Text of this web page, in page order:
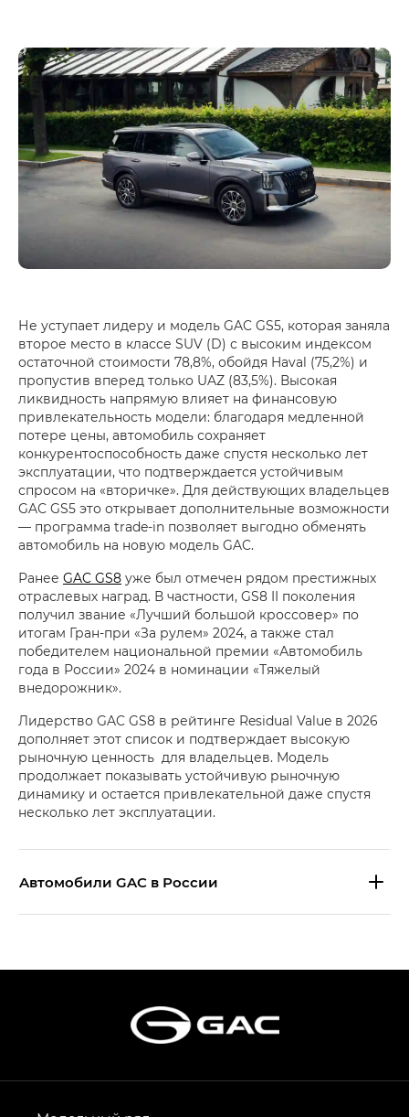
Не уступает лидеру и модель GAC GS5, которая заняла
второе место в классе SUV (D) с высоким индексом
остаточной стоимости 78,8%, обойдя Haval (75,2%) и
пропустив вперед только UAZ (83,5%). Высокая
ликвидность напрямую влияет на финансовую
привлекательность модели: благодаря медленной
потере цены, автомобиль сохраняет
конкурентоспособность даже спустя несколько лет
эксплуатации, что подтверждается устойчивым
спросом на «вторичке». Для действующих владельцев
GAC GS5 это открывает дополнительные возможности
— программа trade-in позволяет выгодно обменять
автомобиль на новую модель GAC.
Ранее GAC GS8 уже был отмечен рядом престижных
отраслевых наград. В частности, GS8 II поколения
получил звание «Лучший большой кроссовер» по
итогам Гран-при «За рулем» 2024, а также стал
победителем национальной премии «Автомобиль
года в России» 2024 в номинации «Тяжелый
внедорожник».
Лидерство GAC GS8 в рейтинге Residual Value в 2026
дополняет этот список и подтверждает высокую
рыночную ценность для владельцев. Модель
продолжает показывать устойчивую рыночную
динамику и остается привлекательной даже спустя
несколько лет эксплуатации.
Aвтомобили GAC в России
Эс Икс ПРЕМИУМ — SX PREMIUM
S7 — Эс 7 (S7) в комплектациях
Эс Икс ПРЕМИУМ — SX PREMIUM, Эс Тэ — ST
в комплектации Экс ПРЕМИУМ — EX PREMIUM